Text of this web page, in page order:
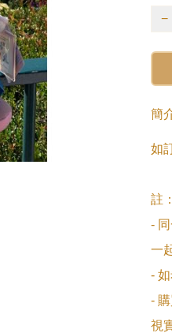
−
簡
如
註：
-
一
-
-
視